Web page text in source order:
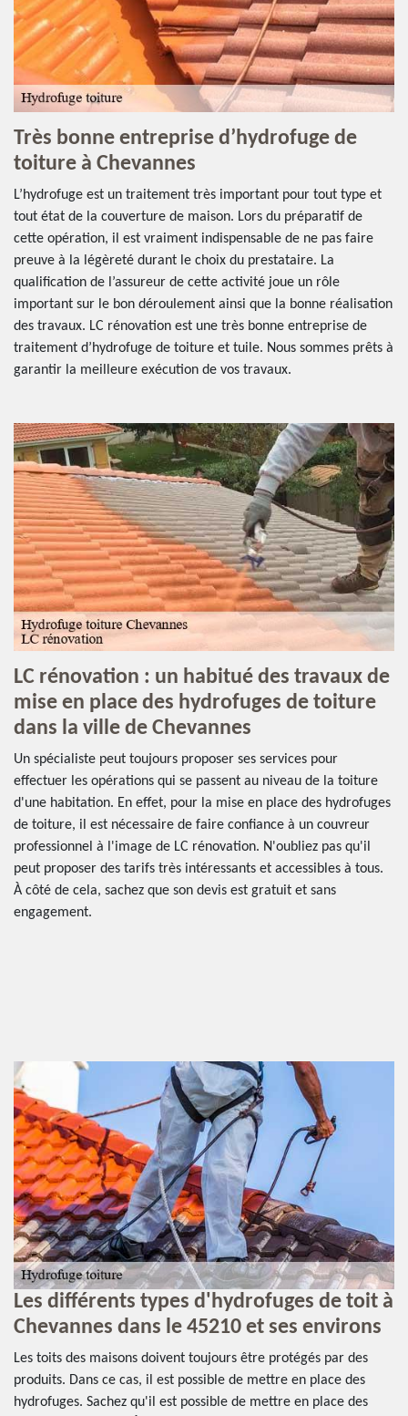
Très bonne entreprise d’hydrofuge de
toiture à Chevannes
L’hydrofuge est un traitement très important pour tout type et
tout état de la couverture de maison. Lors du préparatif de
cette opération, il est vraiment indispensable de ne pas faire
preuve à la légèreté durant le choix du prestataire. La
qualification de l’assureur de cette activité joue un rôle
important sur le bon déroulement ainsi que la bonne réalisation
des travaux. LC rénovation est une très bonne entreprise de
traitement d’hydrofuge de toiture et tuile. Nous sommes prêts à
garantir la meilleure exécution de vos travaux.
LC rénovation : un habitué des travaux de
mise en place des hydrofuges de toiture
dans la ville de Chevannes
Un spécialiste peut toujours proposer ses services pour
effectuer les opérations qui se passent au niveau de la toiture
d'une habitation. En effet, pour la mise en place des hydrofuges
de toiture, il est nécessaire de faire confiance à un couvreur
professionnel à l'image de LC rénovation. N'oubliez pas qu'il
peut proposer des tarifs très intéressants et accessibles à tous.
À côté de cela, sachez que son devis est gratuit et sans
engagement.
Les différents types d'hydrofuges de toit à
Chevannes dans le 45210 et ses environs
Les toits des maisons doivent toujours être protégés par des
produits. Dans ce cas, il est possible de mettre en place des
hydrofuges. Sachez qu'il est possible de mettre en place des